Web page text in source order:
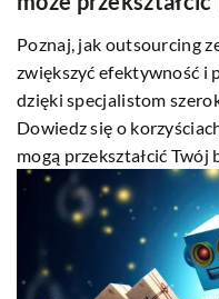
Poznaj, jak outsourcing
zwiększyć efektywność i
dzięki specjalistom
Dowiedz się o
mogą przekształcić Twój